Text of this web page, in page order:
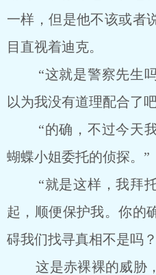
一样，但是他不该或者
目直视着迪克。
“这就是警察先生吗
以为我没有道理配合了
“的确，不过今天我
蝴蝶小姐委托的侦探。”
“就是这样，我拜托
起，顺便保护我。你的
碍我们找寻真相不是吗
这是赤裸裸的威胁，